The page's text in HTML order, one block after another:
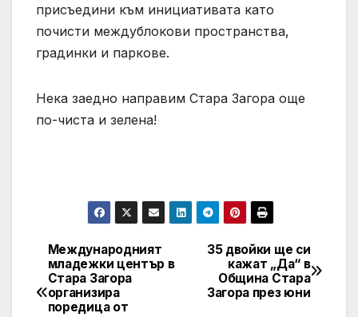
присъедини към инициативата като
почисти междублокови пространства,
градинки и паркове.
Нека заедно направим Стара Загора още
по-чиста и зелена!
Post
navigation
35 двойки ще си
кажат „Да“ в
Община Стара
Загора през юни
Международният
младежки център в
Стара Загора
организира
поредица от